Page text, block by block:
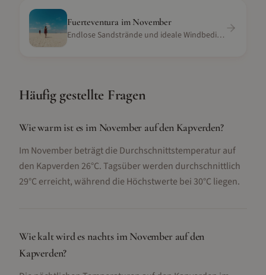
Fuerteventura im November
Endlose Sandstrände und ideale Windbedingungen
Häufig gestellte Fragen
Wie warm ist es im November auf den Kapverden?
Im November beträgt die Durchschnittstemperatur auf
den Kapverden 26°C. Tagsüber werden durchschnittlich
29°C erreicht, während die Höchstwerte bei 30°C liegen.
Wie kalt wird es nachts im November auf den
Kapverden?